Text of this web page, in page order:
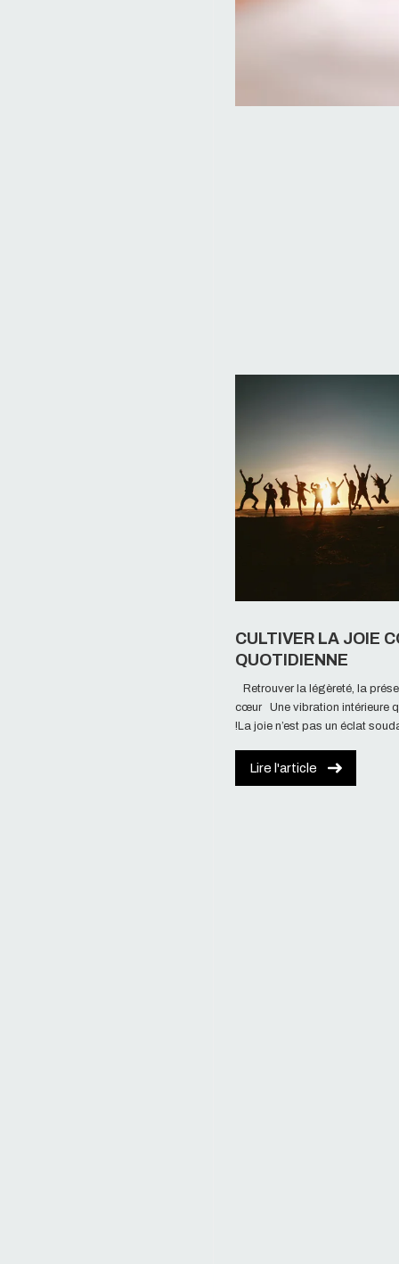
CULTIVER LA JOIE
QUOTIDIENNE
Retrouver la légèreté, la
cœur Une vibration intérieure
!La joie n’est pas un éclat
Lire l'article